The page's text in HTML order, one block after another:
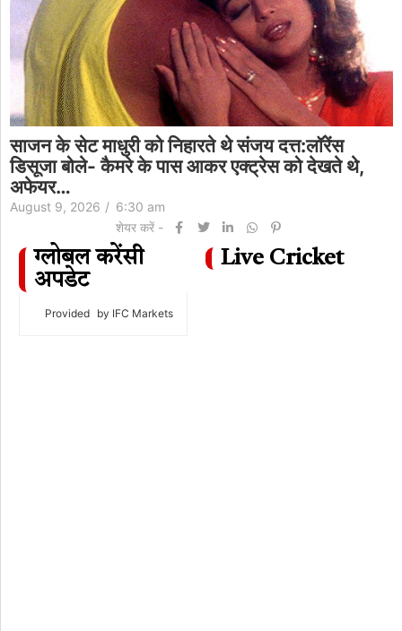
साजन के सेट माधुरी को निहारते थे संजय दत्त:लॉरेंस
डिसूजा बोले- कैमरे के पास आकर एक्ट्रेस को देखते थे,
अफेयर…
August 9, 2026 / 6:30 am
शेयर करें -
ग्लोबल करेंसी
अपडेट
Provided by IFC Markets
Live Cricket